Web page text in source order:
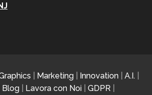
Marketing| Innovation| A.I.
Blog Lavora con Noi GDPR